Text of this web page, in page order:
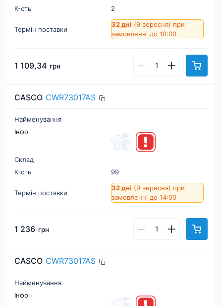
К-cть
2
Термін поставки
32 дні (9 вересня) при
замовленні до 10:00
1 109,34 грн
CASCO CWR73017AS
Найменування
Інфо
Склад
К-cть
99
Термін поставки
32 дні (9 вересня) при
замовленні до 14:00
1 236 грн
CASCO CWR73017AS
Найменування
Інфо